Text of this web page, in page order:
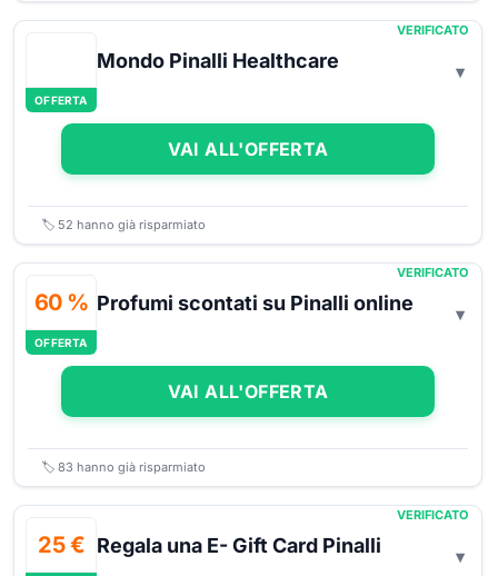
OFFERTA
VERIFICATO
Mondo Pinalli Healthcare
VAI ALL'OFFERTA
🏷️ 52 hanno già risparmiato
60 %
OFFERTA
VERIFICATO
Profumi scontati su Pinalli online
VAI ALL'OFFERTA
🏷️ 83 hanno già risparmiato
25 €
VERIFICATO
Regala una E- Gift Card Pinalli